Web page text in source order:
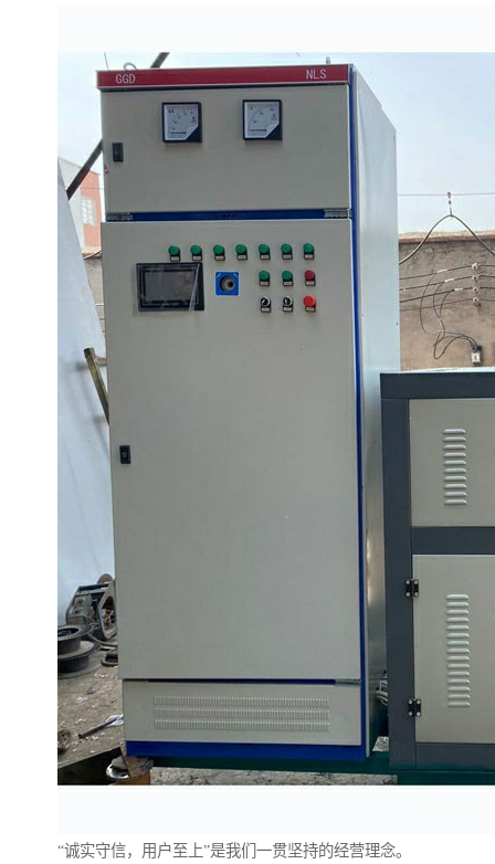
“诚实守信，用户至上”是我们一贯坚持的经营理念。